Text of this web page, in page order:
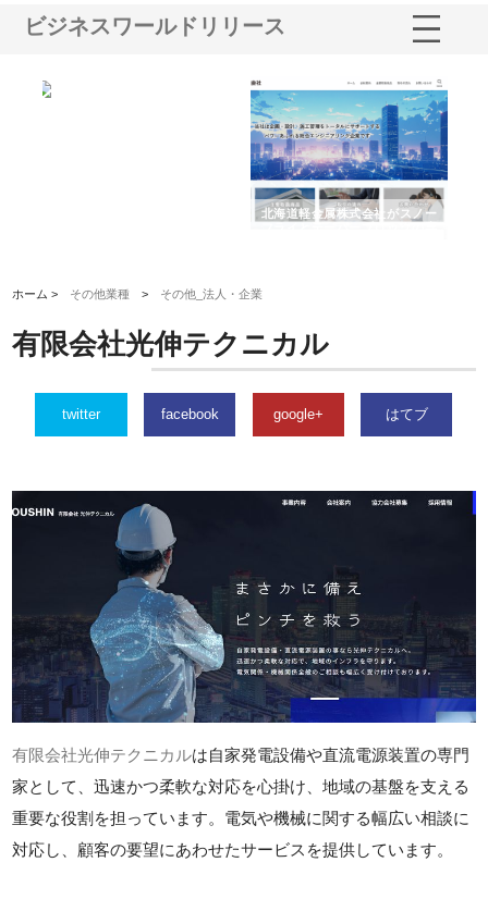
ビジネスワールドリリース
北海道軽金属株式会社がスノー
ホーム > その他業種 > その他_法人・企業
有限会社光伸テクニカル
twitter facebook google+ はてブ
有限会社光伸テクニカルは自家発電設備や直流電源装置の専門
家として、迅速かつ柔軟な対応を心掛け、地域の基盤を支える
重要な役割を担っています。電気や機械に関する幅広い相談に
対応し、顧客の要望にあわせたサービスを提供しています。